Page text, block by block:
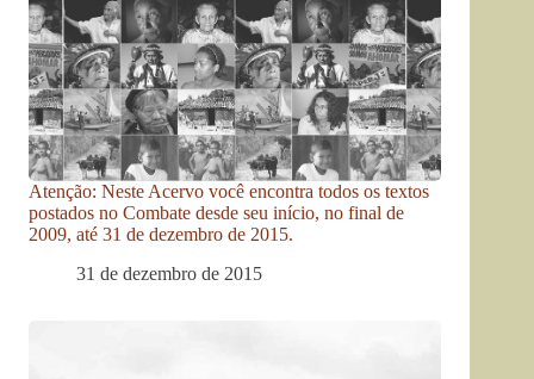
Atenção: Neste Acervo você encontra todos os textos
postados no Combate desde seu início, no final de
2009, até 31 de dezembro de 2015.
31 de dezembro de 2015